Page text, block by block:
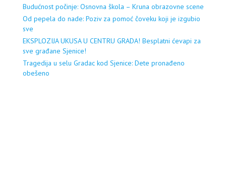
Budućnost počinje: Osnovna škola – Kruna obrazovne scene
Od pepela do nade: Poziv za pomoć čoveku koji je izgubio
sve
EKSPLOZIJA UKUSA U CENTRU GRADA! Besplatni ćevapi za
sve građane Sjenice!
Tragedija u selu Gradac kod Sjenice: Dete pronađeno
obešeno